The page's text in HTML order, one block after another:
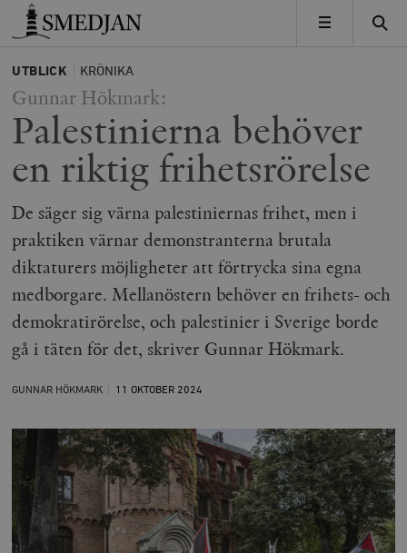
Timbro
MENY
UTBLICK KRÖNIKA
Gunnar Hökmark:
Palestinierna behöver
en riktig frihetsrörelse
De säger sig värna palestiniernas frihet, men i
praktiken värnar demonstranterna brutala
diktaturers möjligheter att förtrycka sina egna
medborgare. Mellanöstern behöver en frihets- och
demokratirörelse, och palestinier i Sverige borde
gå i täten för det, skriver Gunnar Hökmark.
GUNNAR HÖKMARK 11 OKTOBER 2024